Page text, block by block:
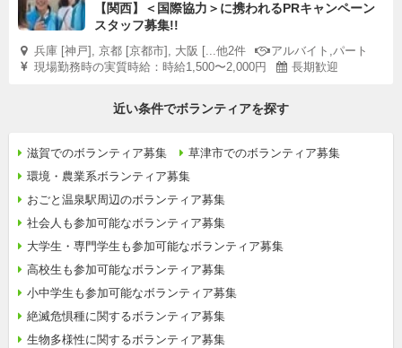
【関西】＜国際協力＞に携われるPRキャンペーン
スタッフ募集!!
兵庫 [神戸], 京都 [京都市], 大阪 [...他2件
アルバイト,パート
現場勤務時の実質時給：時給1,500〜2,000円
長期歓迎
近い条件でボランティアを探す
滋賀でのボランティア募集
草津市でのボランティア募集
環境・農業系ボランティア募集
おごと温泉駅周辺のボランティア募集
社会人も参加可能なボランティア募集
大学生・専門学生も参加可能なボランティア募集
高校生も参加可能なボランティア募集
小中学生も参加可能なボランティア募集
絶滅危惧種に関するボランティア募集
生物多様性に関するボランティア募集